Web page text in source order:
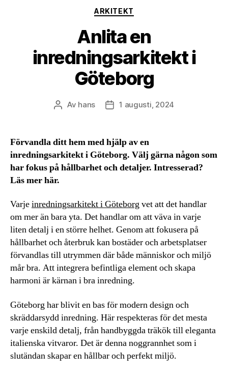
Kategorier
ARKITEKT
Anlita en
inredningsarkitekt i
Göteborg
Inläggsförfattare
Av hans Inläggsdatum
1 augusti, 2024
Förvandla ditt hem med hjälp av en
inredningsarkitekt i Göteborg. Välj gärna någon som
har fokus på hållbarhet och detaljer. Intresserad?
Läs mer här.
Varjeinredningsarkitekt i Göteborgvet att det handlar
om mer än bara yta. Det handlar om att väva in varje
liten detalj i en större helhet. Genom att fokusera på
hållbarhet och återbruk kan bostäder och arbetsplatser
förvandlas till utrymmen där både människor och miljö
mår bra. Att integrera befintliga element och skapa
harmoni är kärnan i bra inredning.
Göteborg har blivit en bas för modern design och
skräddarsydd inredning. Här respekteras för det mesta
varje enskild detalj, från handbyggda träkök till eleganta
italienska vitvaror. Det är denna noggrannhet som i
slutändan skapar en hållbar och perfekt miljö.